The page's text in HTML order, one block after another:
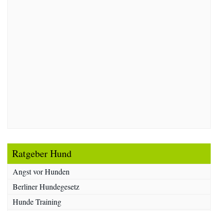
Ratgeber Hund
Angst vor Hunden
Berliner Hundegesetz
Hunde Training